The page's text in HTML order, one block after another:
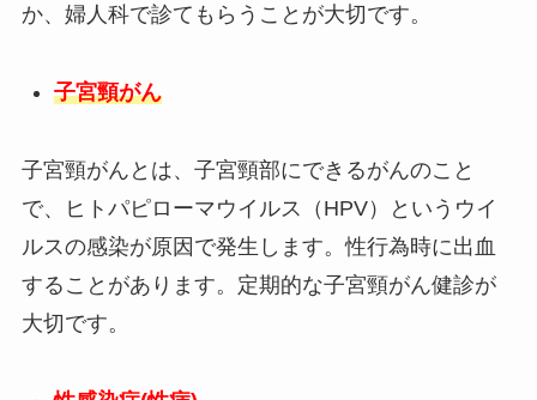
か、婦人科で診てもらうことが大切です。
子宮頸がん
子宮頸がんとは、子宮頸部にできるがんのこと
で、ヒトパピローマウイルス（HPV）というウイ
ルスの感染が原因で発生します。性行為時に出血
することがあります。定期的な子宮頸がん健診が
大切です。